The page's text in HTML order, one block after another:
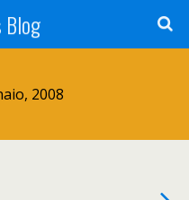
Blog
2008